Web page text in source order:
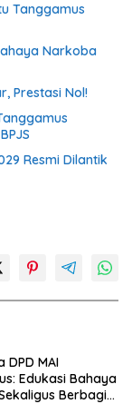
Tanggamus
Narkoba
Prestasi Nol!
Resmi Dilantik
DPD MAI
Edukasi Bahaya
Berbagi